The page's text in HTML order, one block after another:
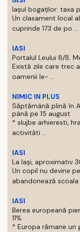
Iașul bogaților: taxa
Un clasament local
cuprinde 173 de po ...
IASI
Portalul Leului 8/8.
Există zile care trec
oamenii le- ...
NIMIC IN PLUS
Săptămână plină în
până pe 15 august
* slujbe arhieresti,
activităti ...
IASI
La Iași, aproximativ
Un copil nu devine
abandonează scoala
IASI
Berea europeană
11%
* Europa rămane